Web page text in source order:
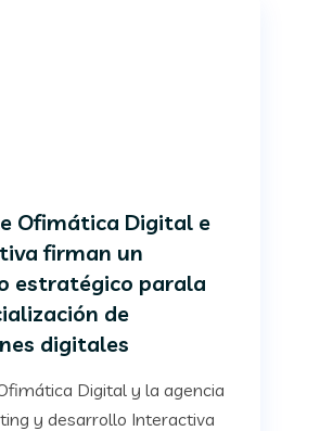
Ofimática Digital e
firman un
estratégico parala
de
digitales
Digital y la agencia
y desarrollo Interactiva